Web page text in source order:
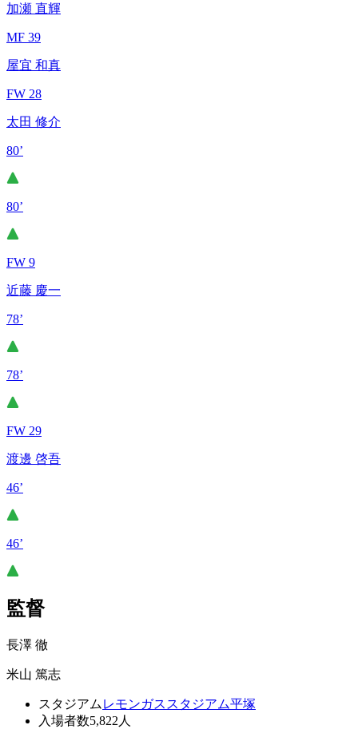
加瀬 直輝
MF 39
屋宜 和真
FW 28
太田 修介
80’
80’
FW 9
近藤 慶一
78’
78’
FW 29
渡邊 啓吾
46’
46’
監督
長澤 徹
米山 篤志
スタジアム レモンガススタジアム平塚
入場者数5,822人